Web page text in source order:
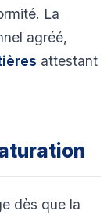
La
agréé,
attestant
dès que la